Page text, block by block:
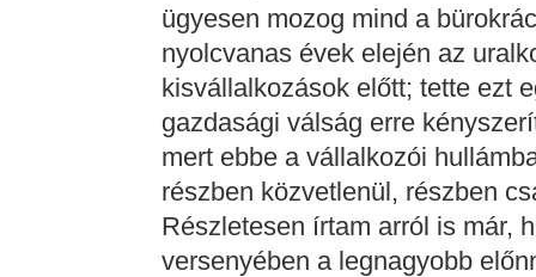
ügyesen mozog mind a
nyolcvanas évek elején az
kisvállalkozások előtt; tette ezt
gazdasági válság erre
mert ebbe a vállalkozói
részben közvetlenül, részben
Részletesen írtam arról is már,
versenyében a legnagyobb